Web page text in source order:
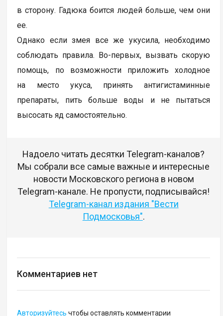
в сторону. Гадюка боится людей больше, чем они
ее.
Однако если змея все же укусила, необходимо
соблюдать правила. Во-первых, вызвать скорую
помощь, по возможности приложить холодное
на место укуса, принять антигистаминные
препараты, пить больше воды и не пытаться
высосать яд самостоятельно.
Надоело читать десятки Telegram-каналов?
Мы собрали все самые важные и интересные
новости Московского региона в новом
Telegram-канале. Не пропусти, подписывайся!
Telegram-канал издания "Вести
Подмосковья".
Комментариев нет
Авторизуйтесь чтобы оставлять комментарии